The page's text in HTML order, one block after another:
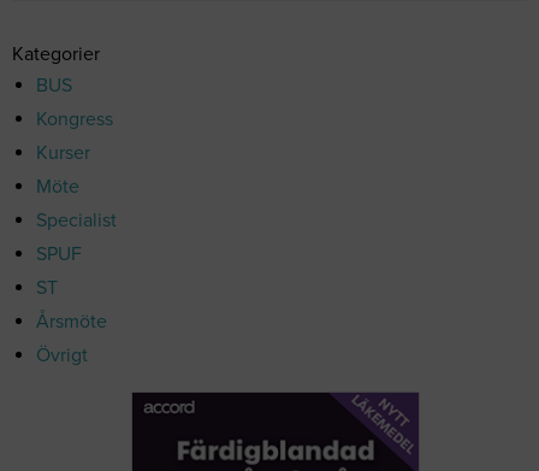
Kategorier
BUS
Kongress
Kurser
Möte
Specialist
SPUF
ST
Årsmöte
Övrigt